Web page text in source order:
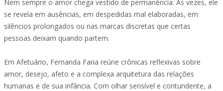
Nem sempre o amor chega vestido de permanência. Às vezes, ele
se revela em ausências, em despedidas mal elaboradas, em
silêncios prolongados ou nas marcas discretas que certas
pessoas deixam quando partem.
Em Afetuário, Fernanda Faria reúne crônicas reflexivas sobre
amor, desejo, afeto e a complexa arquitetura das relações
humanas e de sua infância. Com olhar sensível e contundente, a